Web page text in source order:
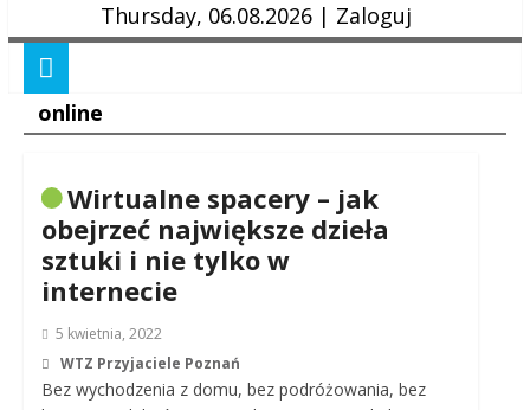
Thursday, 06.08.2026 | Zaloguj
online
Wirtualne spacery – jak
obejrzeć największe dzieła
sztuki i nie tylko w
internecie
5 kwietnia, 2022
WTZ Przyjaciele Poznań
Bez wychodzenia z domu, bez podróżowania, bez